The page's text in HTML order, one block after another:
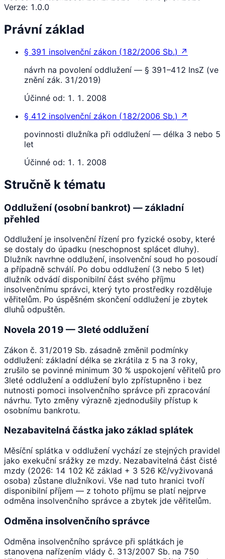
Verze: 1.0.0
Právní základ
§ 391 insolvenční zákon (182/2006 Sb.) ↗
návrh na povolení oddlužení — § 391–412 InsZ (ve
znění zák. 31/2019)
Účinné od: 1. 1. 2008
§ 412 insolvenční zákon (182/2006 Sb.) ↗
povinnosti dlužníka při oddlužení — délka 3 nebo 5
let
Účinné od: 1. 1. 2008
Stručně k tématu
Oddlužení (osobní bankrot) — základní
přehled
Oddlužení je insolvenční řízení pro fyzické osoby, které
se dostaly do úpadku (neschopnost splácet dluhy).
Dlužník navrhne oddlužení, insolvenční soud ho posoudí
a případně schválí. Po dobu oddlužení (3 nebo 5 let)
dlužník odvádí disponibilní část svého příjmu
insolvenčnímu správci, který tyto prostředky rozděluje
věřitelům. Po úspěšném skončení oddlužení je zbytek
dluhů odpuštěn.
Novela 2019 — 3leté oddlužení
Zákon č. 31/2019 Sb. zásadně změnil podmínky
oddlužení: základní délka se zkrátila z 5 na 3 roky,
zrušilo se povinné minimum 30 % uspokojení věřitelů pro
3leté oddlužení a oddlužení bylo zpřístupněno i bez
nutnosti pomoci insolvenčního správce při zpracování
návrhu. Tyto změny výrazně zjednodušily přístup k
osobnímu bankrotu.
Nezabavitelná částka jako základ splátek
Měsíční splátka v oddlužení vychází ze stejných pravidel
jako exekuční srážky ze mzdy. Nezabavitelná část čisté
mzdy (2026: 14 102 Kč základ + 3 526 Kč/vyživovaná
osoba) zůstane dlužníkovi. Vše nad tuto hranici tvoří
disponibilní příjem — z tohoto příjmu se platí nejprve
odměna insolvenčního správce a zbytek jde věřitelům.
Odměna insolvenčního správce
Odměna insolvenčního správce při splátkách je
stanovena nařízením vlády č. 313/2007 Sb. na 750